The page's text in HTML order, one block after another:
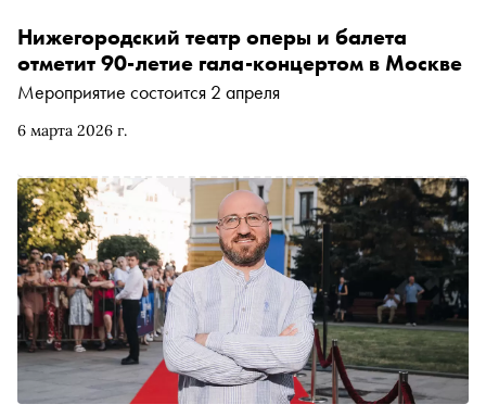
6 марта 2026 г.
Нижегородский театр оперы и балета
отметит 90-летие гала-концертом в Москве
Мероприятие состоится 2 апреля